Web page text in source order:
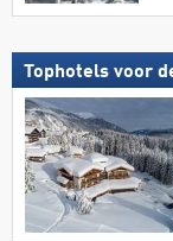
Tophotels voor